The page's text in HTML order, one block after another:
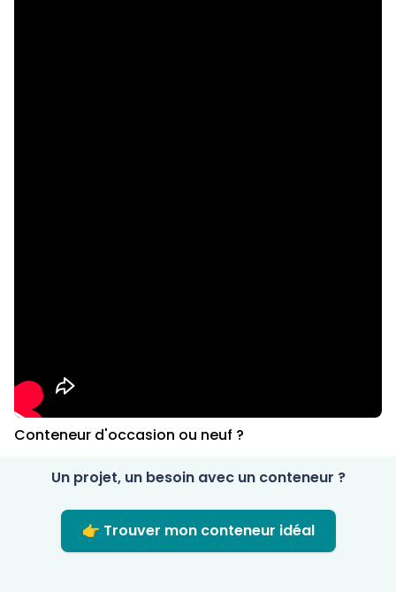
Conteneur d'occasion ou neuf ?
Un projet, un besoin avec un conteneur ?
👉 Trouver mon conteneur idéal